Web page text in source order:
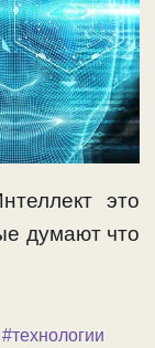
это
думают что
#технологии